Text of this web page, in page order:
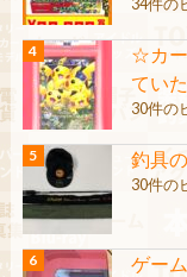
☆カ
てい
30件の
釣具
30件の
ゲー